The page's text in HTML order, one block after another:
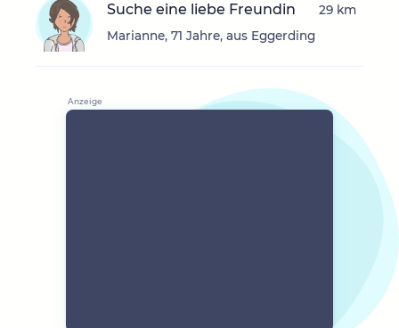
Suche eine liebe Freundin
Marianne, 71 Jahre, aus Eggerding
29 km